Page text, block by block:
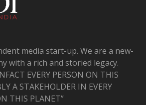
media start-up. We are a new-
with a rich and storied legacy.
EVERY PERSON ON THIS
A STAKEHOLDER IN EVERY
THIS PLANET”